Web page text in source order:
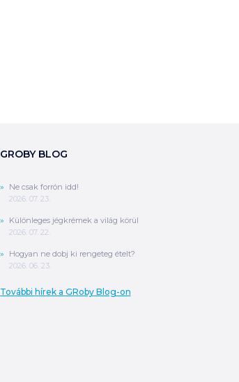
ÖSSZESEN
A végösszeg a szállítás költségét, illetve
költséget nem tartalmazza.
információ
GROBY BLOG
Ne csak forrón idd!
2026. 07. 23.
Különleges jégkrémek a világ körül
2026. 07. 22.
Hogyan ne dobj ki rengeteg ételt?
2026. 06. 23.
További hírek a GRoby Blog-on